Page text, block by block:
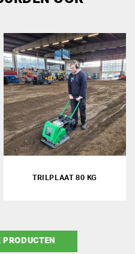
TRILPLAAT 80 KG